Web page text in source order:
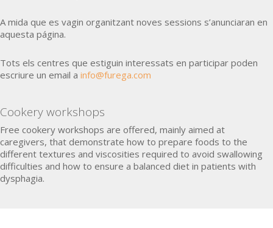
A mida que es vagin organitzant noves sessions s’anunciaran en
aquesta página.
Tots els centres que estiguin interessats en participar poden
escriure un email ainfo@furega.com
Cookery workshops
Free cookery workshops are offered, mainly aimed at
caregivers, that demonstrate how to prepare foods to the
different textures and viscosities required to avoid swallowing
difficulties and how to ensure a balanced diet in patients with
dysphagia.